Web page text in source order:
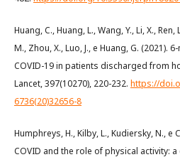
Huang, C., Huang, L., Wang, Y., Li, X., Ren,
M., Zhou, X., Luo, J., e Huang, G. (2021).
COVID-19 in patients discharged from
Lancet, 397(10270), 220-232. https://
6736(20)32656-8
Humphreys, H., Kilby, L., Kudiersky, N., e
COVID and the role of physical activity: